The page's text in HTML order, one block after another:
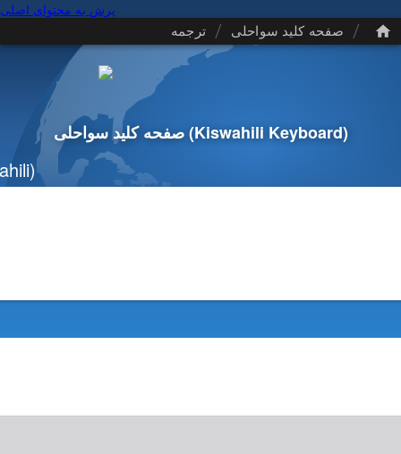
پرش به محتوای اصلی
/ صفحه کلید سواحلی / ترجمه
صفحه کلید سواحلی(Kiswahili Keyboard)